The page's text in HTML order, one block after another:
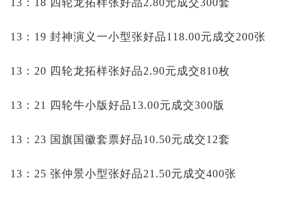
13：18 四轮龙拓样张好品2.80元成交300套
13：19 封神演义一小型张好品118.00元成交200张
13：20 四轮龙拓样张好品2.90元成交810枚
13：21 四轮牛小版好品13.00元成交300版
13：23 国旗国徽套票好品10.50元成交12套
13：25 张仲景小型张好品21.50元成交400张